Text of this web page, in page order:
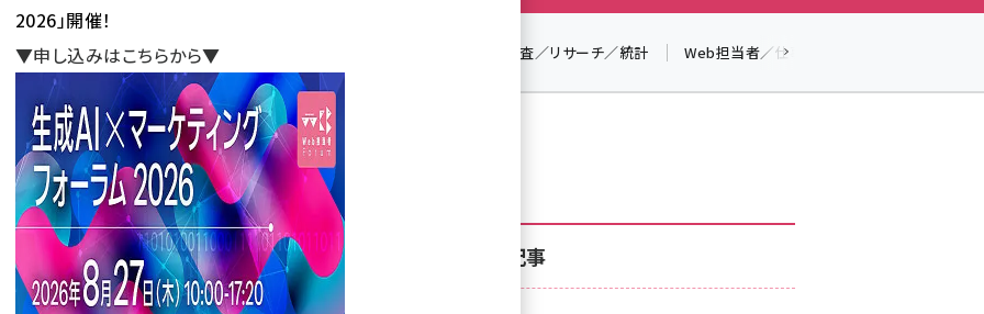
z世代 (1623)
アクセス解析／データ分析 調査／リサーチ／統計 Web担当者／仕事
協賛スポンサー
スポンサー
Bluesky 優先するニュース提供元に追加
新着記事
2026」開催！
▼申し込みはこちらから▼